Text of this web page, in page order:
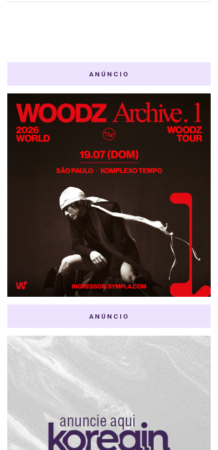
ANÚNCIO
ANÚNCIO